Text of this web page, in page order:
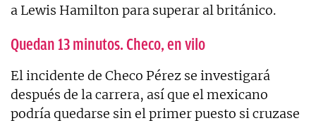
a Lewis Hamilton para superar al británico.
Quedan 13 minutos. Checo, en vilo
El incidente de Checo Pérez se investigará
después de la carrera, así que el mexicano
podría quedarse sin el primer puesto si cruzase